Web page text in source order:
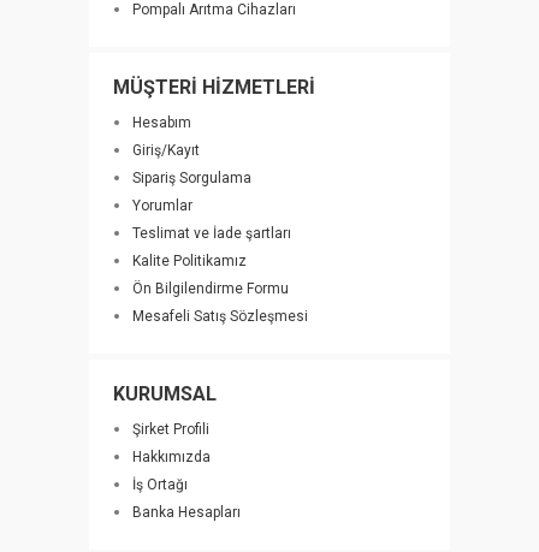
Pompalı Arıtma Cihazları
MÜŞTERİ HİZMETLERİ
Hesabım
Giriş/Kayıt
Sipariş Sorgulama
Yorumlar
Teslimat ve İade şartları
Kalite Politikamız
Ön Bilgilendirme Formu
Mesafeli Satış Sözleşmesi
KURUMSAL
Şirket Profili
Hakkımızda
İş Ortağı
Banka Hesapları